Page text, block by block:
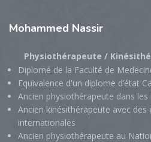
Mohammed Nassir
Physiothérapeute /
Diplomé de la Faculté de
Equivalence d'un diplome d’état
Ancien physiothérapeute dans
Ancien kinésithérapeute avec des
internationales
Ancien physiothérapeute au